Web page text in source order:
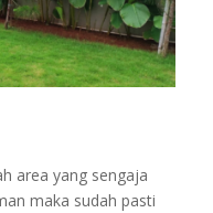
area yang sengaja
maka sudah pasti